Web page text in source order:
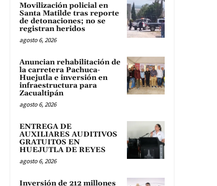
Movilización policial en
Santa Matilde tras reporte
de detonaciones; no se
registran heridos
agosto 6, 2026
Anuncian rehabilitación de
la carretera Pachuca-
Huejutla e inversión en
infraestructura para
Zacualtipán
agosto 6, 2026
ENTREGA DE
AUXILIARES AUDITIVOS
GRATUITOS EN
HUEJUTLA DE REYES
agosto 6, 2026
Inversión de 212 millones